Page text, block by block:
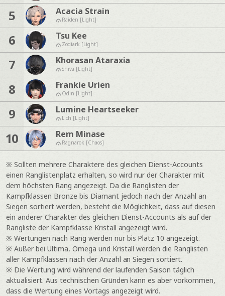
5 Acacia Strain
Raiden [Light]
6 Tsu Kee
Zodiark [Light]
7 Khorasan Ataraxia
Shiva [Light]
8 Frankie Urien
Odin [Light]
9 Lumine Heartseeker
Lich [Light]
10 Rem Minase
Ragnarok [Chaos]
※ Sollten mehrere Charaktere des gleichen Dienst-Accounts
einen Ranglistenplatz erhalten, so wird nur der Charakter mit
dem höchsten Rang angezeigt. Da die Ranglisten der
Kampfklassen Bronze bis Diamant jedoch nach der Anzahl an
Siegen sortiert werden, besteht die Möglichkeit, dass auf diesen
ein anderer Charakter des gleichen Dienst-Accounts als auf der
Rangliste der Kampfklasse Kristall angezeigt wird.
※ Wertungen nach Rang werden nur bis Platz 10 angezeigt.
※ Außer bei Ultima, Omega und Kristall werden die Ranglisten
aller Kampfklassen nach der Anzahl an Siegen sortiert.
※ Die Wertung wird während der laufenden Saison täglich
aktualisiert. Aus technischen Gründen kann es aber vorkommen,
dass die Wertung eines Vortags angezeigt wird.